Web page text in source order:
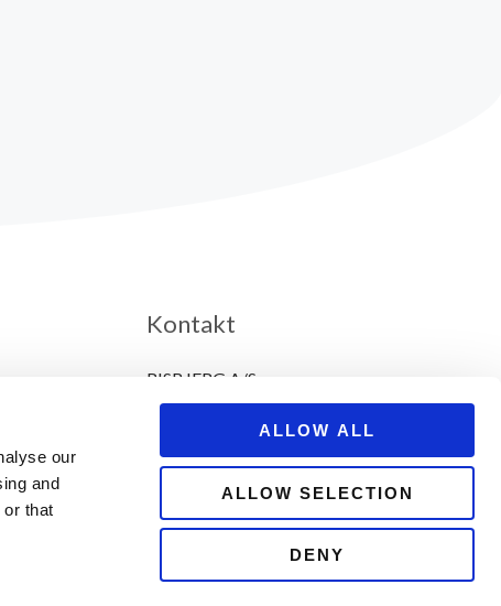
our
and
or that
ALLOW ALL
ALLOW SELECTION
DENY
Kontakt
RISBJERG A/S
Eksportvej 8, 8653 Them
Tlf. 87206008
mail@risbjerg.dk